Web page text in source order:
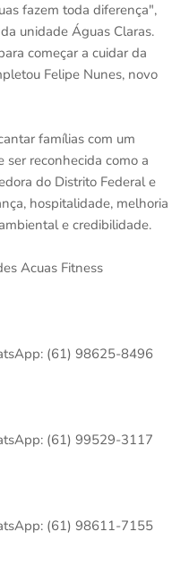
fazem toda diferença",
unidade Águas Claras.
começar a cuidar da
Felipe Nunes, novo
famílias com um
ser reconhecida como a
do Distrito Federal e
hospitalidade, melhoria
e credibilidade.
Acuas Fitness
(61) 98625-8496
(61) 99529-3117
(61) 98611-7155